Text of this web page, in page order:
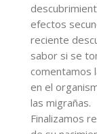
efectos
reciente
sabor si se
comentamos
en el
las migrañas.
Finalizamos